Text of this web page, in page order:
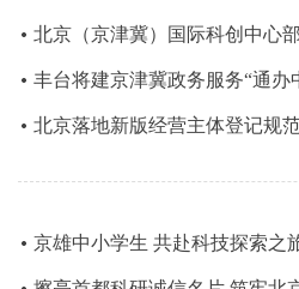
北京（京津冀）国际科创中心
丰台将建京津冀政务服务“通办
北京落地新版经营主体登记规
京雄中小学生 共赴科技探索之